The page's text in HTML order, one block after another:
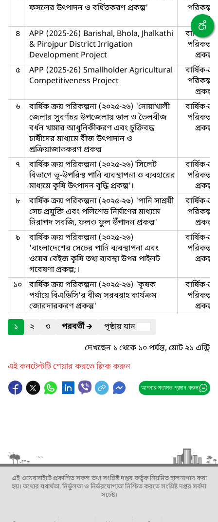
ফসলের উৎপাদন ও বর্ধিতকরণ প্রকল্প'
প্রকল্প
৪
APP (2025-26) Barishal, Bhola, Jhalkathi
& Pirojpur District Irrigation
Development Project
বার্ষিক-
প্রকল্প
৫
APP (2025-26) Smallholder Agricultural
Competitiveness Project
বার্ষিক-
প্রকল্প
৬
বার্ষিক ক্রয় পরিকল্পনা (২০২৫-২৬) 'নোয়াখালী
জেলার সুবর্ণচর উপজেলায় ডাল ও তৈলবীজ
বর্ধন খামার আধুনিকীকরণ এবং চুক্তিবদ্ধ
চাষীদের মাধ্যমে বীজ উৎপাদান ও
প্রক্রিয়াজাতকরণ প্রকল্প
বার্ষিক-
প্রকল্প
৭
বার্ষিক ক্রয় পরিকল্পনা (২০২৫-২৬)'সিলেট
বিভাগে ভূ-উপরিস্থ পানি ব্যবস্থাপনা ও ব্যবহারের
মাধ্যমে কৃষি উৎপাদন বৃদ্ধি প্রকল্প'।
বার্ষিক-
প্রকল্প
৮
বার্ষিক ক্রয় পরিকল্পনা (২০২৫-২৬) 'পানি সাশ্রয়ী
সেচ প্রযু্ক্তি এবং পলিশেড নির্মাণের মাধ্যমে
নিরাপদ সবজি, ফলও ফুল উঁপাদন প্রকল্প'
বার্ষিক-
প্রকল্প
৯
বার্ষিক ক্রয় পরিকল্পনা (২০২৫-২৬)
'বাংলাদেশের সেচের পানি ব্যবস্থাপনা এবং
ওয়েব বেইজ কৃষি তথ্য ব্যবস্থা উপর পাইলট
গবেষণা প্রকল্প;।
বার্ষিক-
প্রকল্প
১০
বার্ষিক ক্রয় পরিকল্পনা (২০২৫-২৬) 'কৃষক
পর্যায়ে বিএডিসি'র বীজ সরবরাহ কার্যক্রম
জোরদারকরণ প্রকল্প'
বার্ষিক-
প্রকল্প
১
২ ৩ পরবর্তী🡲
পৃষ্ঠায় যান
দেখছেন ১ থেকে ১০ পর্যন্ত, মোট ২১ এন্ট্রি
এই কনটেন্টটি শেয়ার করতে ক্লিক করুন
আপনার মতামত প্রদান করুন
এই ওয়েবসাইটে প্রকাশিত সকল তথ্য সংশ্লিষ্ট দপ্তর কর্তৃক নিয়মিত হালনাগাদ করা
হয়। তথ্যের যথার্থতা, নির্ভুলতা ও নির্ভরযোগ্যতা নিশ্চিত করতে সংশ্লিষ্ট দপ্তর সর্বদা
সচেষ্ট।